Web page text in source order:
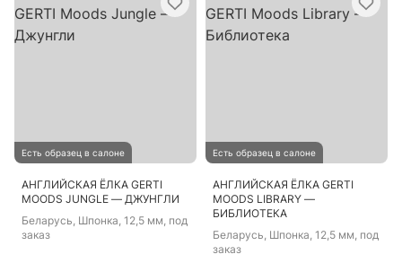
Есть образец в салоне
АНГЛИЙСКАЯ ЁЛКА GERTI
MOODS JUNGLE — ДЖУНГЛИ
Беларусь, Шпонка, 12,5 мм, под
заказ
Есть образец в салоне
АНГЛИЙСКАЯ ЁЛКА GERTI
MOODS LIBRARY —
БИБЛИОТЕКА
Беларусь, Шпонка, 12,5 мм, под
заказ